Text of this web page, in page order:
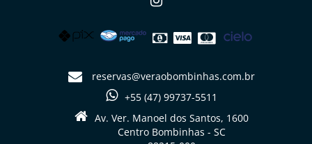
reservas@veraobombinhas.com.br
+55 (47) 99737-5511
Av. Ver. Manoel dos Santos, 1600
Centro Bombinhas - SC